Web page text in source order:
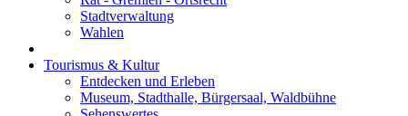
Stadtverwaltung
Wahlen
Tourismus & Kultur
Entdecken und Erleben
Museum, Stadthalle, Bürgersaal, Waldbühne